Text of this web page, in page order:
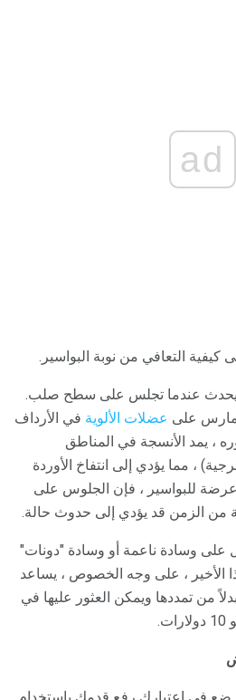
ad
التعافي من نوبة البواسير.
يحدث عندما تجلس على سطح صلب.
على عضلات الألوية في الأرداف
، يمد الأنسجة في المناطق
، مما يؤدي إلى انتفاخ الأوردة
للبواسير ، فإن الجلوس على
الزمن قد يؤدي إلى حدوث حالة.
وسادة ناعمة أو وسادة "دونات"
الأخير ، على وجه الخصوص ، يساعد
من تمددها ويمكن العثور عليها في
في اعتبارك رفع قدمك باستخدام